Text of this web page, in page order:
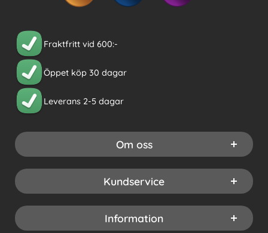
Fraktfritt vid 600:-
Öppet köp 30 dagar
Leverans 2-5 dagar
Om oss
Kundservice
Information